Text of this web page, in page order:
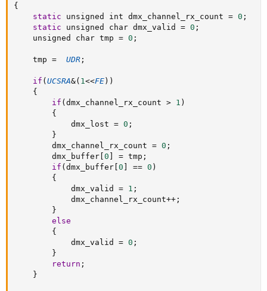
{
static unsigned int dmx_channel_rx_count = 0 ;
static unsigned char dmx_valid = 0 ;
	unsigned char tmp
= 0 ;
	tmp
= UDR ;
if ( UCSRA&( 1<<FE ) )
{
if ( dmx_channel_rx_count > 1 )
{
			dmx_lost
= 0 ;
}
		dmx_channel_rx_count
= 0 ;
		dmx_buffer
0 = tmp ;
if ( dmx_buffer 0 == 0 )
{
			dmx_valid
= 1 ;
			dmx_channel_rx_count
++ ;
}
else
{
			dmx_valid
= 0 ;
}
return ;
}